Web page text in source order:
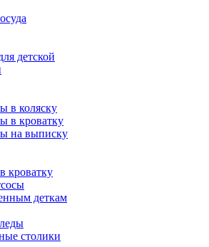
детской
в коляску
в кроватку
на выписку
кроватку
деткам
столики